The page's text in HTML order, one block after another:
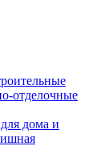
отделочные
дома и